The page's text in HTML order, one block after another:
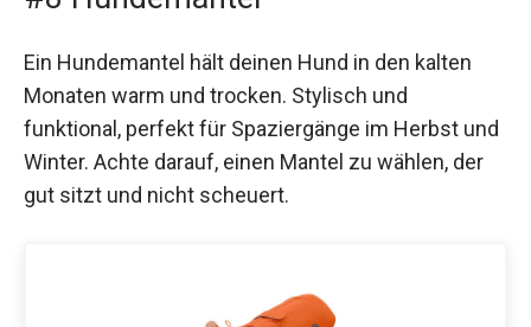
Ein Hundemantel hält deinen Hund in den kalten
Monaten warm und trocken. Stylisch und
funktional, perfekt für Spaziergänge im Herbst und
Winter. Achte darauf, einen Mantel zu wählen, der
gut sitzt und nicht scheuert.